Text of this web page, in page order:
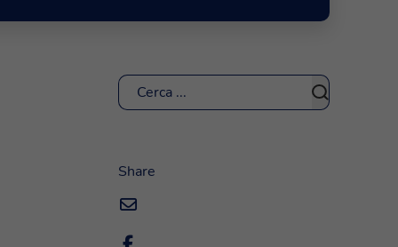
Cerca
Share